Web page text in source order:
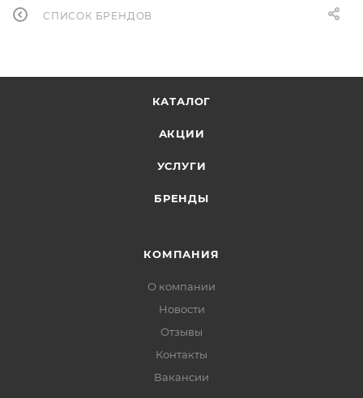
СПИСОК БРЕНДОВ
КАТАЛОГ
АКЦИИ
УСЛУГИ
БРЕНДЫ
КОМПАНИЯ
О компании
Новости
Отзывы
Контакты
Вакансии